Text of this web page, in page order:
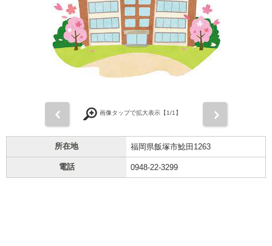
画像タップで拡大表示【1/1】
所在地 福岡県飯塚市鯰田1263
電話 0948-22-3299